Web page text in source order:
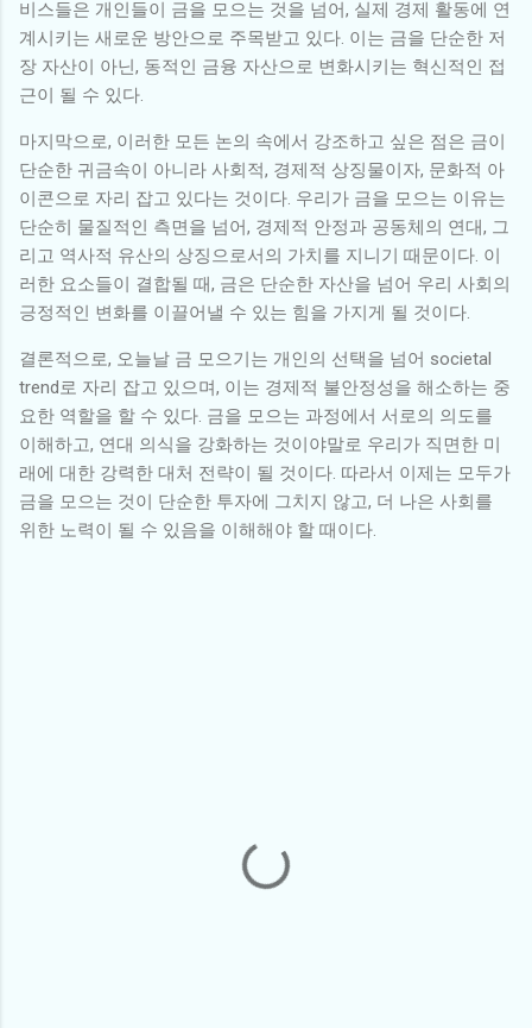
비스들은 개인들이 금을 모으는 것을 넘어, 실제 경제 활동에 연
계시키는 새로운 방안으로 주목받고 있다. 이는 금을 단순한 저
장 자산이 아닌, 동적인 금융 자산으로 변화시키는 혁신적인 접
근이 될 수 있다.
마지막으로, 이러한 모든 논의 속에서 강조하고 싶은 점은 금이
단순한 귀금속이 아니라 사회적, 경제적 상징물이자, 문화적 아
이콘으로 자리 잡고 있다는 것이다. 우리가 금을 모으는 이유는
단순히 물질적인 측면을 넘어, 경제적 안정과 공동체의 연대, 그
리고 역사적 유산의 상징으로서의 가치를 지니기 때문이다. 이
러한 요소들이 결합될 때, 금은 단순한 자산을 넘어 우리 사회의
긍정적인 변화를 이끌어낼 수 있는 힘을 가지게 될 것이다.
결론적으로, 오늘날 금 모으기는 개인의 선택을 넘어 societal
trend로 자리 잡고 있으며, 이는 경제적 불안정성을 해소하는 중
요한 역할을 할 수 있다. 금을 모으는 과정에서 서로의 의도를
이해하고, 연대 의식을 강화하는 것이야말로 우리가 직면한 미
래에 대한 강력한 대처 전략이 될 것이다. 따라서 이제는 모두가
금을 모으는 것이 단순한 투자에 그치지 않고, 더 나은 사회를
위한 노력이 될 수 있음을 이해해야 할 때이다.